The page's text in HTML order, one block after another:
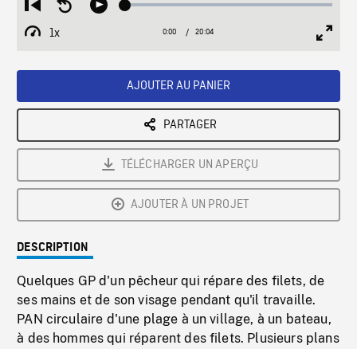
Restart
from
beginning
Seek
Play Loaded:
1x
Playback
Current
0:00 / Duration
20:04
AJOUTER AU PANIER
PARTAGER
TÉLÉCHARGER UN APERÇU
AJOUTER À UN PROJET
DESCRIPTION
Quelques GP d'un pêcheur qui répare des filets, de
ses mains et de son visage pendant qu'il travaille.
PAN circulaire d'une plage à un village, à un bateau,
à des hommes qui réparent des filets. Plusieurs plans